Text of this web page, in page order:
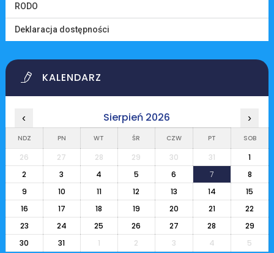
RODO
Deklaracja dostępności
KALENDARZ
‹ Sierpień 2026 ›
NDZ PN WT ŚR CZW PT SOB
26 27 28 29 30 31
1
2
3 4 5 6 7
8
9
10 11 12 13 14
15
16
17 18 19 20 21
22
23
24 25 26 27 28
29
30
31 1 2 3 4 5